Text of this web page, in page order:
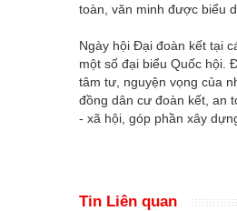
toàn, văn minh được biểu
Ngày hội Đại đoàn kết tại
một số đại biểu Quốc hội.
tâm tư, nguyện vọng của
đồng dân cư đoàn kết, an
- xã hội, góp phần xây
Tin Liên quan